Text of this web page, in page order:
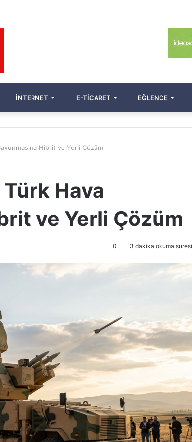
İNTERNET E-TICARET EĞLENCE
Hibrit ve Yerli Çözüm
Türk Hava
ve Yerli Çözüm
0 3 dakika okuma süresi